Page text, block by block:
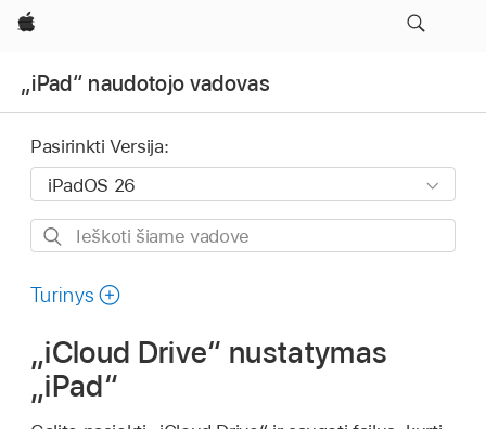
Apple
„iPad“ naudotojo vadovas
Pasirinkti Versija:
Ieškoti
vadove
Turinys
„iCloud Drive“ nustatymas
„iPad“